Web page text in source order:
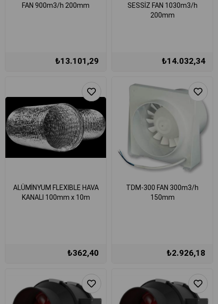
FAN 900m3/h 200mm
₺13.101,29
SESSİZ FAN 1030m3/h
200mm
₺14.032,34
ALÜMİNYUM FLEXIBLE HAVA
KANALI 100mm x 10m
₺362,40
TDM-300 FAN 300m3/h
150mm
₺2.926,18